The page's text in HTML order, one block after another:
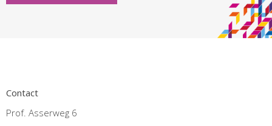
Contact
Prof. Asserweg 6